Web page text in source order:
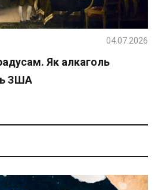
Як алкаголь
ЗША
04.07.2026